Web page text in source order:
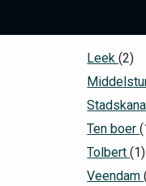
Leek(2)
Ten boer
Tolbert(1)
Veendam